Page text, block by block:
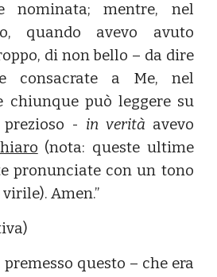
nominata; mentre, nel
quando avevo avuto
di non bello – da dire
consacrate a Me, nel
chiunque può leggere su
- in verità avevo
(nota: queste ultime
pronunciate con un tono
Amen.”
premesso questo – che era